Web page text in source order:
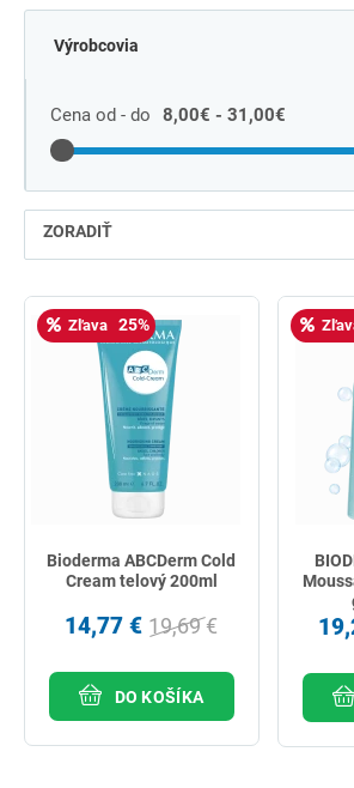
Cena od - do 8,00€ - 31,00€
ZORADIŤ
najdrahšie
podľa názvu od A
Zľava 25%
Bioderma ABCDerm Cold
Cream telový 200ml
14,77 € 19,69 €
DO KOŠÍKA